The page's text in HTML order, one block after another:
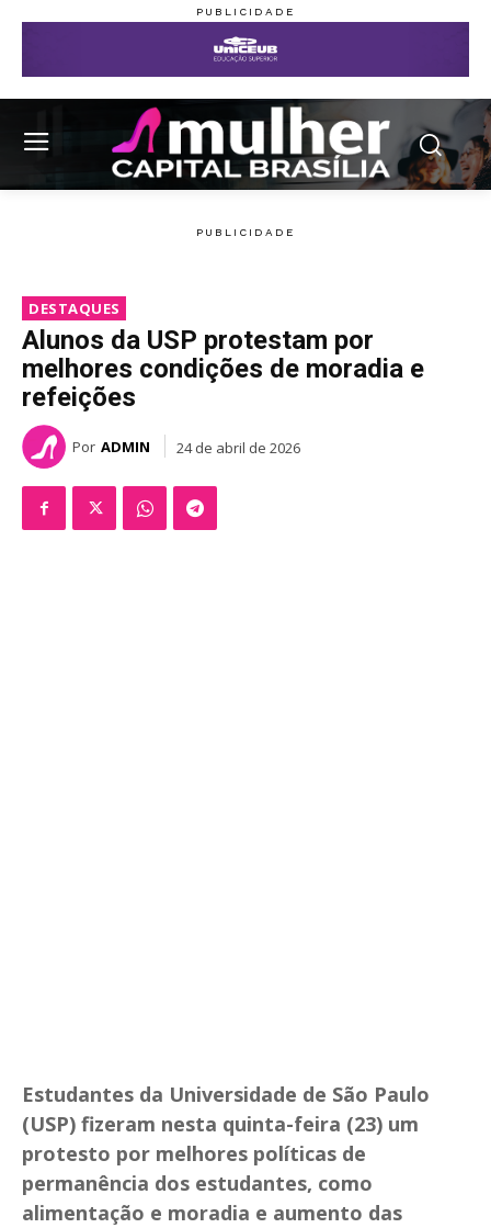
DESTAQUES
Alunos da USP protestam por
melhores condições de moradia e
refeições
Por ADMIN 24 de abril de 2026
Estudantes da Universidade de São Paulo
(USP) fizeram nesta quinta-feira (23) um
protesto por melhores políticas de
permanência dos estudantes, como
alimentação e moradia e aumento das